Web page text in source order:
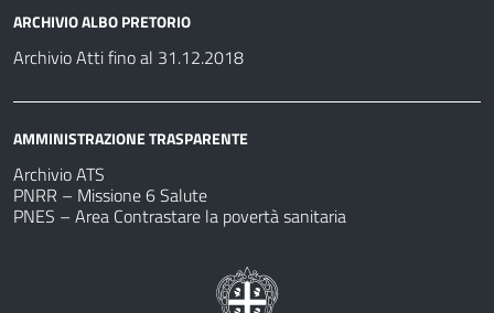
ARCHIVIO ALBO PRETORIO
Archivio Atti fino al 31.12.2018
AMMINISTRAZIONE TRASPARENTE
Archivio ATS
PNRR – Missione 6 Salute
PNES – Area Contrastare la povertà sanitaria